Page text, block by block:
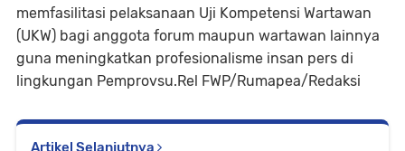
memfasilitasi pelaksanaan Uji Kompetensi Wartawan
(UKW) bagi anggota forum maupun wartawan lainnya
guna meningkatkan profesionalisme insan pers di
lingkungan Pemprovsu.Rel FWP/Rumapea/Redaksi
Artikel Selanjutnya